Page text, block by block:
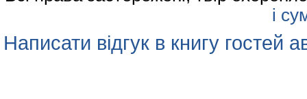
і
Написати відгук в книгу гостей